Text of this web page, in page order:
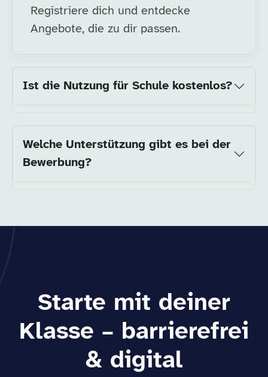
Registriere dich und entdecke
Angebote, die zu dir passen.
Ist die Nutzung für Schule kostenlos?
Welche Unterstützung gibt es bei der
Bewerbung?
Starte mit deiner
Klasse – barrierefrei
& digital